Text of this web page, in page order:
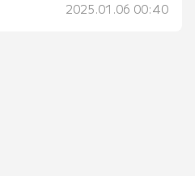
2025.01.06 00:40